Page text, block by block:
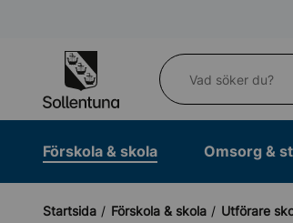
Vad söker du?
Förskola & skola Omsorg &
Startsida Förskola & skola Utförare